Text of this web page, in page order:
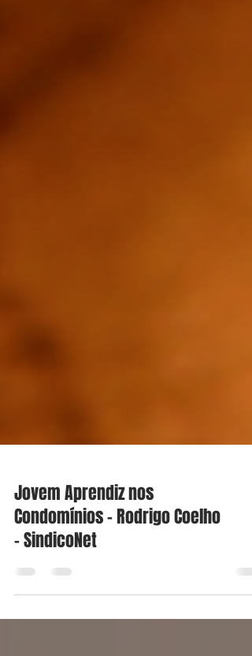
Jovem Aprendiz nos
Condomínios - Rodrigo Coelho
- SindicoNet